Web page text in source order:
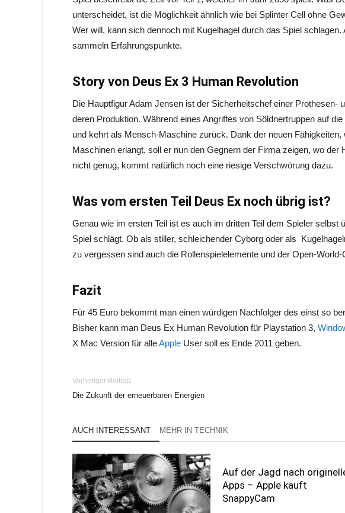
unterscheidet, ist die Möglichkeit ähnlich wie bei Splinter Cell ohne
Wer will, kann sich dennoch mit Kugelhagel durch das Spiel
sammeln Erfahrungspunkte.
Story von Deus Ex 3 Human Revolution
Die Hauptfigur Adam Jensen ist der Sicherheitschef einer Prothesen-
deren Produktion. Während eines Angriffes von Söldnertruppen auf
und kehrt als Mensch-Maschine zurück. Dank der neuen
Maschinen erlangt, soll er nun den Gegnern der Firma zeigen, wo der
nicht genug, kommt natürlich noch eine riesige Verschwörung dazu.
Was vom ersten Teil Deus Ex noch übrig ist?
Genau wie im ersten Teil ist es auch im dritten Teil dem Spieler selbst
Spiel schlägt. Ob als stiller, schleichender Cyborg oder als
zu vergessen sind auch die Rollenspielelemente und der Open-
Fazit
Für 45 Euro bekommt man einen würdigen Nachfolger des einst so
Bisher kann man Deus Ex Human Revolution für Playstation 3,
X Mac Version für alleApple User soll es Ende 2011 geben.
Vorheriger Beitrag
Die Zukunft der erneuerbaren Energien
AUCH INTERESSANT MEHR IN TECHNIK
Auf der Jagd nach
Apps – Apple kauft
SnappyCam